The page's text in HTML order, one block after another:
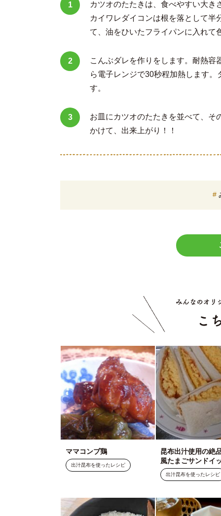
カツオのたたきは、食べやすい大
カイワレダイコンは根を落として半
て、油をひいたフライパンに入れて
こんぶダレを作りをします。耐熱
ら電子レンジで30秒程加熱します
す。
お皿にカツオのたたきを並べて、そ
かけて、出来上がり！！
ママコンブ鶏
出汁昆布を使ったレシピ
昆布出汁使用の絶
風たまごサンドイ
出汁昆布を使ったレシピ